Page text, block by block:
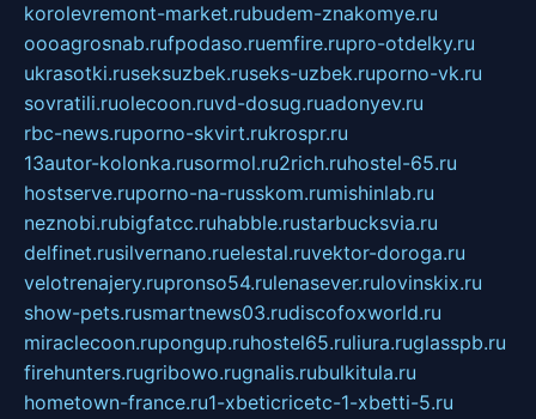
korolevremont-market.rubudem-znakomye.ru
oooagrosnab.rufpodaso.ruemfire.rupro-otdelky.ru
ukrasotki.ruseksuzbek.ruseks-uzbek.ruporno-vk.ru
sovratili.ruolecoon.ruvd-dosug.ruadonyev.ru
rbc-news.ruporno-skvirt.rukrospr.ru
13autor-kolonka.rusormol.ru2rich.ruhostel-65.ru
hostserve.ruporno-na-russkom.rumishinlab.ru
neznobi.rubigfatcc.ruhabble.rustarbucksvia.ru
delfinet.rusilvernano.ruelestal.ruvektor-doroga.ru
velotrenajery.rupronso54.rulenasever.rulovinskix.ru
show-pets.rusmartnews03.rudiscofoxworld.ru
miraclecoon.rupongup.ruhostel65.ruliura.ruglasspb.ru
firehunters.rugribowo.rugnalis.rubulkitula.ru
hometown-france.ru1-xbeticricetc-1-xbetti-5.ru